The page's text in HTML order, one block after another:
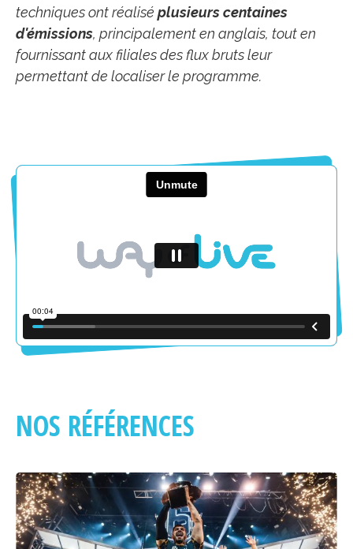
techniques ont réalisé plusieurs centaines
d'émissions, principalement en anglais, tout en
fournissant aux filiales des flux bruts leur
permettant de localiser le programme.
NOS RÉFÉRENCES